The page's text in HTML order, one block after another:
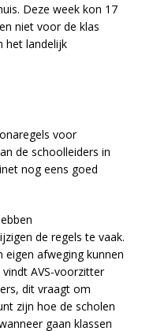
Deze week kon 17
niet voor de klas
het landelijk
voor
de schoolleiders in
nog eens goed
de regels te vaak.
afweging kunnen
AVS-voorzitter
dit vraagt om
zijn hoe de scholen
gaan klassen